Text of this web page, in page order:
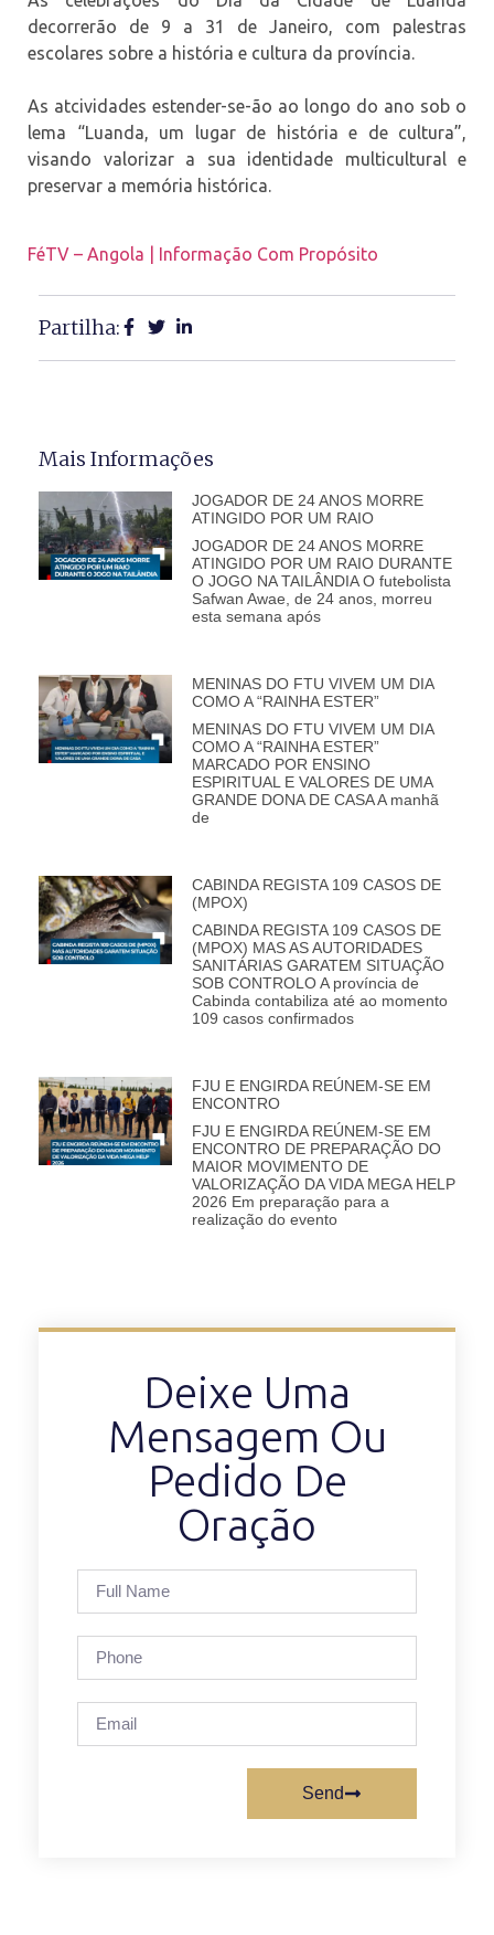
decorrerão de 9 a 31 de Janeiro, com palestras
escolares sobre a história e cultura da província.
As atcividades estender-se-ão ao longo do ano sob o
lema “Luanda, um lugar de história e de cultura”,
visando valorizar a sua identidade multicultural e
preservar a memória histórica.
FéTV – Angola | Informação Com Propósito
Partilha:
Mais Informações
JOGADOR DE 24 ANOS MORRE
ATINGIDO POR UM RAIO
JOGADOR DE 24 ANOS MORRE
ATINGIDO POR UM RAIO DURANTE
O JOGO NA TAILÂNDIA O futebolista
Safwan Awae, de 24 anos, morreu
esta semana após
MENINAS DO FTU VIVEM UM DIA
COMO A “RAINHA ESTER”
MENINAS DO FTU VIVEM UM DIA
COMO A “RAINHA ESTER”
MARCADO POR ENSINO
ESPIRITUAL E VALORES DE UMA
GRANDE DONA DE CASA A manhã
de
CABINDA REGISTA 109 CASOS DE
(MPOX)
CABINDA REGISTA 109 CASOS DE
(MPOX) MAS AS AUTORIDADES
SANITÁRIAS GARATEM SITUAÇÃO
SOB CONTROLO A província de
Cabinda contabiliza até ao momento
109 casos confirmados
FJU E ENGIRDA REÚNEM-SE EM
ENCONTRO
FJU E ENGIRDA REÚNEM-SE EM
ENCONTRO DE PREPARAÇÃO DO
MAIOR MOVIMENTO DE
VALORIZAÇÃO DA VIDA MEGA HELP
2026 Em preparação para a
realização do evento
Deixe Uma
Mensagem Ou
Pedido De
Oração
Send